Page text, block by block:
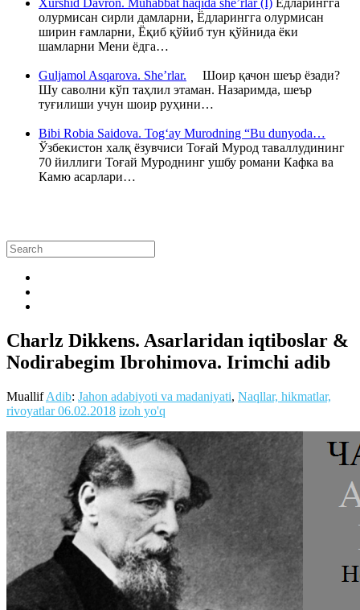
олурмисан сирли дамларни, Ёдларингга олурмисан
ширин ғамларни, Ёқиб қўйиб тун қўйнида ёки
шамларни Мени ёдга…
Guljamol Asqarova. She’rlar. Шоир қачон шеър ёзади?
Шу саволни кўп таҳлил этаман. Назаримда, шеър
туғилиши учун шоир руҳини…
Bibi Robia Saidova. Tog‘ay Murodning “Bu dunyoda…
Ўзбекистон халқ ёзувчиси Тоғай Мурод таваллудининг
70 йиллиги Тоғай Муроднинг ушбу романи Кафка ва
Камю асарлари…
Charlz Dikkens. Asarlaridan iqtiboslar &
Nodirabegim Ibrohimova. Irimchi adib
MuallifAdib: Jahon adabiyoti va madaniyati, Naqllar, hikmatlar,
rivoyatlar 06.02.2018 izoh yo'q